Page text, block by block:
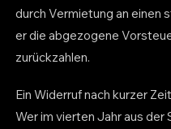
durch Vermietung an einen
er die abgezogene
zurückzahlen.
Ein Widerruf nach kurzer
Wer im vierten Jahr aus